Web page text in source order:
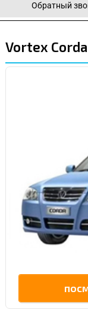
Обратный
Vortex Corda